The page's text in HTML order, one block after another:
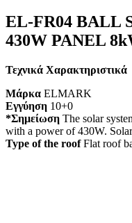
EL-FR04 BALL
430W PANEL
Τεχνικά Χαρακτηριστικά
Μάρκα ELMARK
Εγγύηση 10+0
*Σημείωση The solar
with a power of 430W.
Type of the roofFlat roof